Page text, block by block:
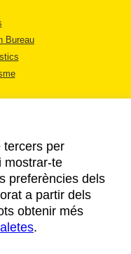
Bureau
tercers per
mostrar-te
preferències dels
a partir dels
obtenir més
.